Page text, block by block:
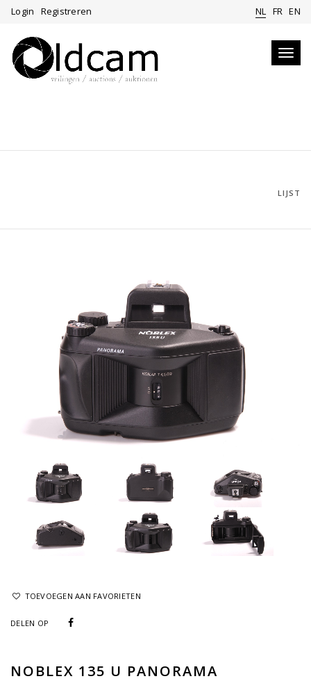
Login Registreren NL FR EN
LIJST
TOEVOEGEN AAN FAVORIETEN
DELEN OP
NOBLEX 135 U PANORAMA